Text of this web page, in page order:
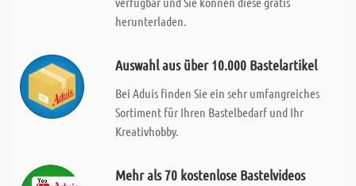
herunterladen.
Auswahl aus über 10.000 Bastelartikel
Bei Aduis finden Sie ein sehr umfangreiches
Sortiment für Ihren Bastelbedarf und Ihr
Kreativhobby.
Mehr als 70 kostenlose Bastelvideos